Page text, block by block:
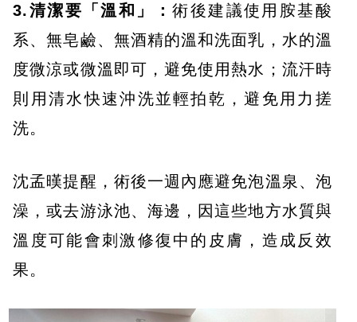
3.清潔要「溫和」：術後建議使用胺基酸
系、無皂鹼、無酒精的溫和洗面乳，水的溫
度微涼或微溫即可，避免使用熱水；流汗時
則用清水快速沖洗並輕拍乾，避免用力搓
洗。
沈孟暵提醒，術後一週內應避免泡溫泉、泡
澡，或去游泳池、海邊，因這些地方水質與
溫度可能會刺激修復中的皮膚，造成反效
果。